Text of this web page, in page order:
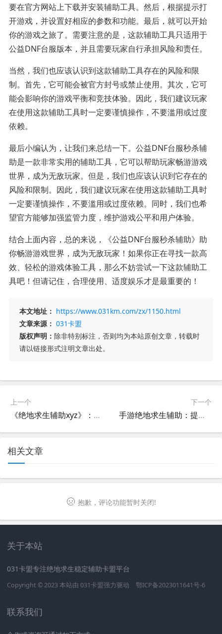
要在官方网站上下载并安装辅助工具。然后，根据提示打
开游戏，并设置好相应的参数和功能。最后，就可以开始
你的游戏之旅了。需要注意的是，这款辅助工具只适用于
公益DNF台服版本，并且需要玩家自行承担风险和责任。
当然，我们也应该认识到这款辅助工具存在的风险和限
制。首先，它可能会被官方封号或禁止使用。其次，它可
能会影响你的游戏平衡和竞技体验。因此，我们建议玩家
在使用这款辅助工具时一定要谨慎操作，不要滥用或过度
依赖。
最后小编认为，让我们来总结一下。公益DNF台服秒杀辅
助是一款非常实用的辅助工具，它可以帮助玩家畅游游戏
世界，成为无敌玩家。但是，我们也应该认识到它存在的
风险和限制。因此，我们建议玩家在使用这款辅助工具时
一定要谨慎操作，不要滥用或过度依赖。同时，我们也希
望官方能够加强监管力度，维护游戏公平和用户体验。
结合上面内容，总的来说，《公益DNF台服秒杀辅助》助
你畅游游戏世界，成为无敌玩家！如果你正在寻找一款高
效、轻松的游戏体验工具，那么不妨尝试一下这款辅助工
具吧！但请记住，合理使用、适度娱乐才是最重要的！
本文地址： https://www.031km.com/zx/1150.html
文章来源： 031卡盟
版权声明： 除非特别标注，否则均为本站原创文章，转载时
请以链接形式注明文章出处。
上一个
《绝地求生辅助xyz》：揭秘游戏辅助工具的使用与影响-绝地求生游戏辅助xyz工具深度解析
下一个
手游绝地求生辅助：提升游戏体验的秘密武器-手游绝地求生高效辅助工具使用指南
相关文章
抱歉，评论功能暂时关闭!
关于本站
031卡盟专注绝地求生稳定辅助卡盟平台
Copyright © 2023 本站由 031卡盟强力驱动 鄂ICP备2023011641号-6
联系我们